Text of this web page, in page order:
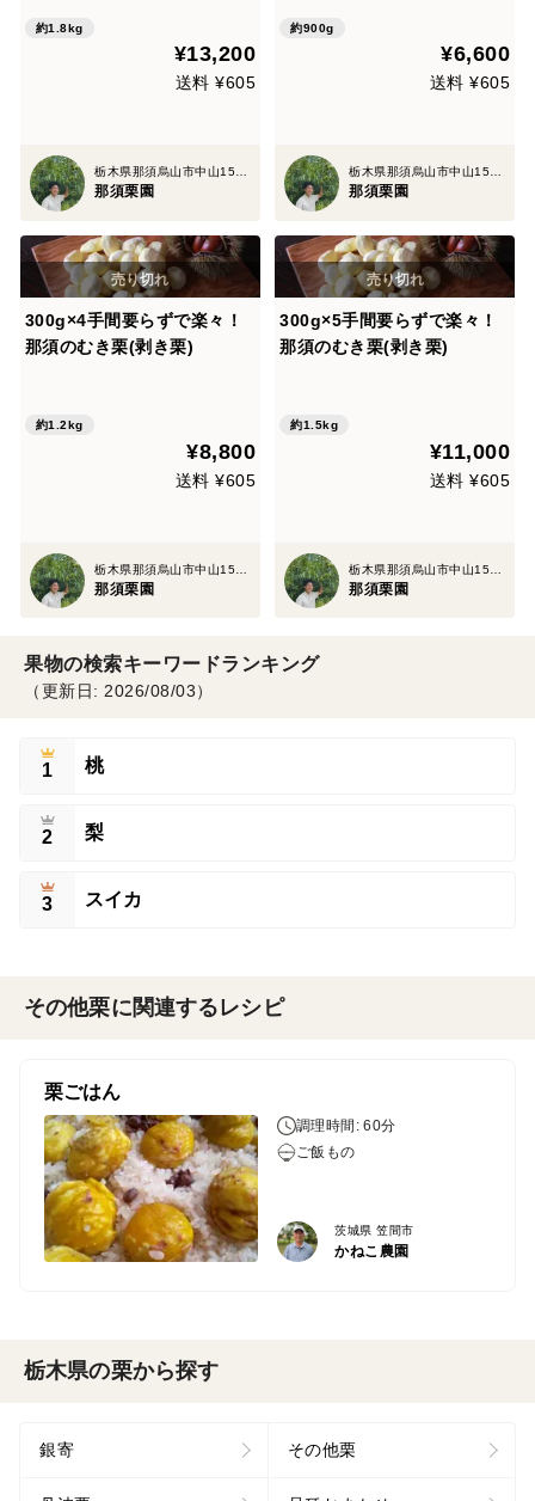
約1.8kg
¥13,200
送料 ¥605
栃木県那須烏山市中山1507
那須栗園
約900g
¥6,600
送料 ¥605
栃木県那須烏山市中山1507
那須栗園
300g×4手間要らずで楽々！
那須のむき栗(剥き栗)
約1.2kg
¥8,800
送料 ¥605
那須栗園
300g×5手間要らずで楽々！
那須のむき栗(剥き栗)
約1.5kg
¥11,000
送料 ¥605
那須栗園
果物の検索キーワードランキング
（更新日: 2026/08/03）
1 桃
2 梨
3 スイカ
その他栗に関連するレシピ
栗ごはん
調理時間: 60分
ご飯もの
茨城県 笠間市
かねこ農園
栃木県の栗から探す
銀寄 その他栗